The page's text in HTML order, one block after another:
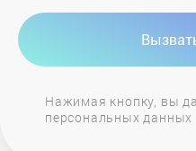
Нажимая кнопку, вы
персональных данных